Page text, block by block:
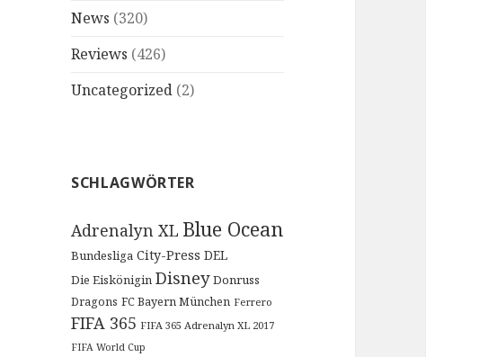
News (320)
Reviews (426)
Uncategorized (2)
SCHLAGWÖRTER
Adrenalyn XL Blue Ocean
Bundesliga City-Press DEL
Die Eiskönigin Disney Donruss
Dragons FC Bayern München Ferrero
FIFA 365 FIFA 365 Adrenalyn XL 2017
FIFA World Cup